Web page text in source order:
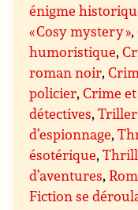
énigme
« Cosy mystery »,
humoristique,
roman noir,
policier,Crime
détectives,Triller
d’espionnage,
ésotérique,
d’aventures,
Fiction se